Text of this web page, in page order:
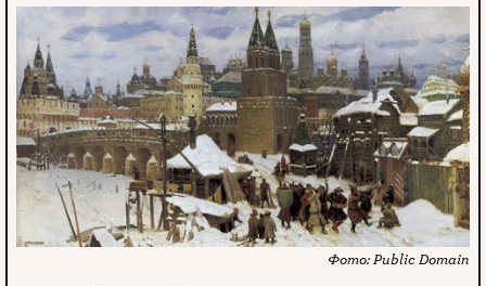
Public Domain